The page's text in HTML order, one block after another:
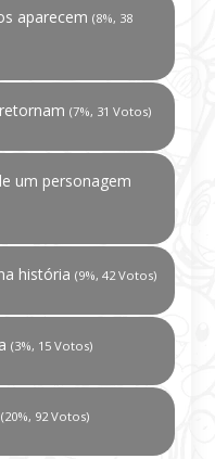
aparecem (8%, 38
(7%, 31 Votos)
um personagem
história (9%, 42 Votos)
(3%, 15 Votos)
(20%, 92 Votos)